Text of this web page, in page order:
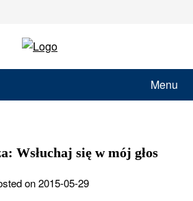
Menu
Wsłuchaj się w mój głos
on 2015-05-29